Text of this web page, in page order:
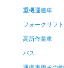
重機運搬車
フォークリフト
高所作業車
バス